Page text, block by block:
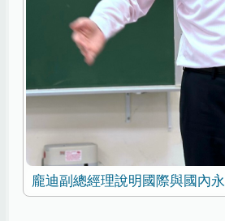
龐迪副總經理說明國際與國內